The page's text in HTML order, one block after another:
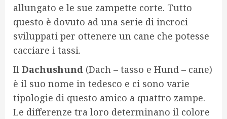
allungato e le sue zampette corte. Tutto
questo è dovuto ad una serie di incroci
sviluppati per ottenere un cane che potesse
cacciare i tassi.
Il Dachushund (Dach – tasso e Hund – cane)
è il suo nome in tedesco e ci sono varie
tipologie di questo amico a quattro zampe.
Le differenze tra loro determinano il colore